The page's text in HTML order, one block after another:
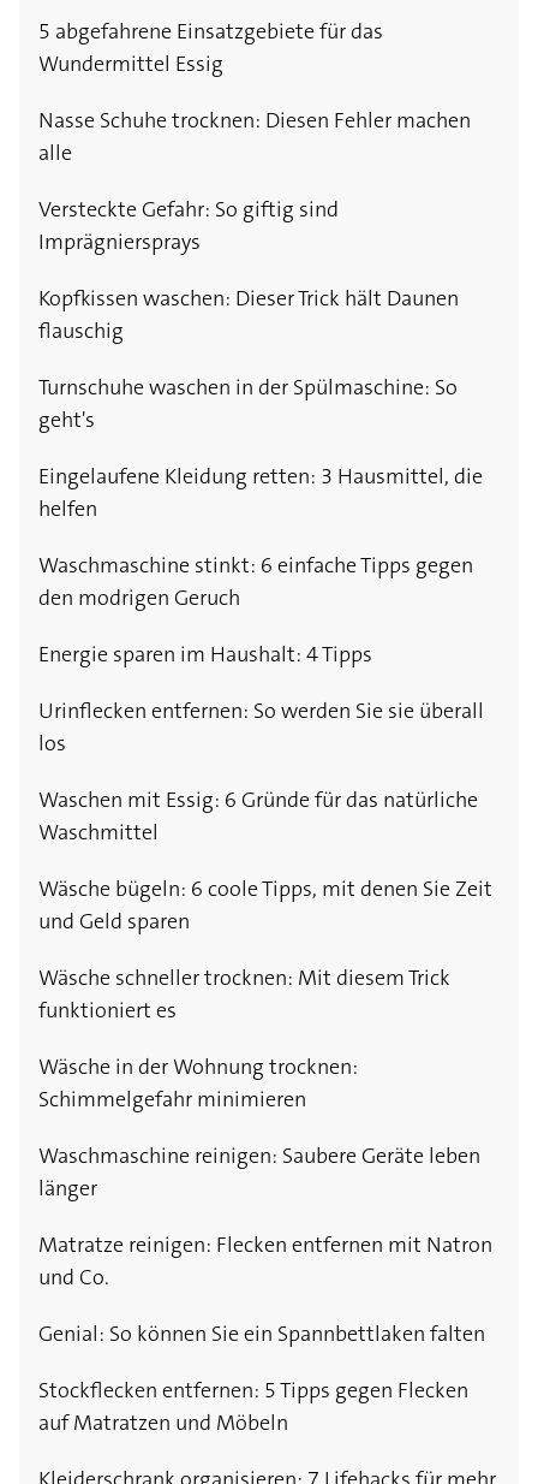
5 abgefahrene Einsatzgebiete für das
Wundermittel Essig
Nasse Schuhe trocknen: Diesen Fehler machen
alle
Versteckte Gefahr: So giftig sind
Imprägniersprays
Kopfkissen waschen: Dieser Trick hält Daunen
flauschig
Turnschuhe waschen in der Spülmaschine: So
geht's
Eingelaufene Kleidung retten: 3 Hausmittel, die
helfen
Waschmaschine stinkt: 6 einfache Tipps gegen
den modrigen Geruch
Energie sparen im Haushalt: 4 Tipps
Urinflecken entfernen: So werden Sie sie überall
los
Waschen mit Essig: 6 Gründe für das natürliche
Waschmittel
Wäsche bügeln: 6 coole Tipps, mit denen Sie Zeit
und Geld sparen
Wäsche schneller trocknen: Mit diesem Trick
funktioniert es
Wäsche in der Wohnung trocknen:
Schimmelgefahr minimieren
Waschmaschine reinigen: Saubere Geräte leben
länger
Matratze reinigen: Flecken entfernen mit Natron
und Co.
Genial: So können Sie ein Spannbettlaken falten
Stockflecken entfernen: 5 Tipps gegen Flecken
auf Matratzen und Möbeln